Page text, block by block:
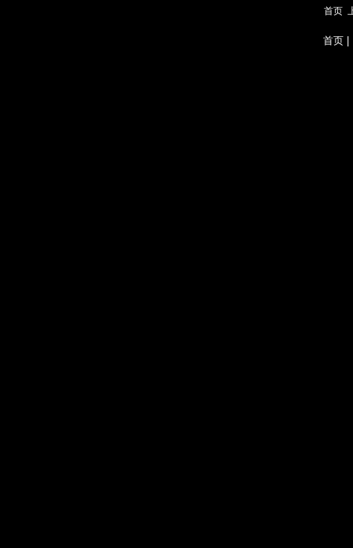
首页
首页